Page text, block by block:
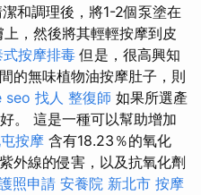
和調理後，將1-2個泵塗在
，然後將其輕輕按摩到皮
式按摩排毒 但是，很高興知
的無味植物油按摩肚子，則
seo 找人 整復師 如果所選產
。 這是一種可以幫助增加
按摩 含有18.23％的氧化
外線的侵害，以及抗氧化劑
照申請 安養院 新北市 按摩